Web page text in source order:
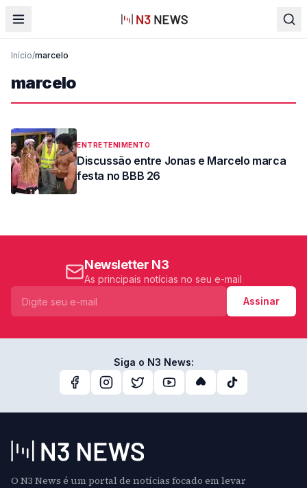
Início/marcelo
marcelo
ENTRETENIMENTO
Discussão entre Jonas e Marcelo marca
festa no BBB 26
Newsletter N3
As principais notícias no seu e-mail
Assinar
Siga o N3 News:
O N3 News é um portal de notícias focado em levar